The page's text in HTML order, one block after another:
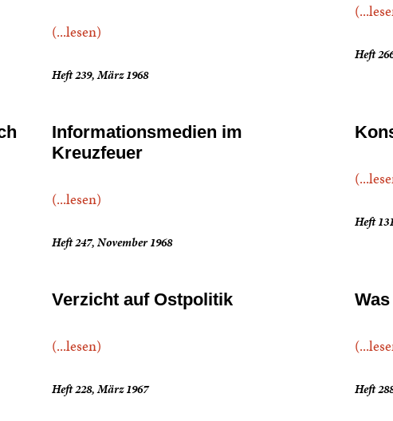
(...lesen)
Heft 239, März 1968
Heft
Informationsmedien im
Kreuzfeuer
(...lesen)
Heft 247, November 1968
Heft
Verzicht auf Ostpolitik
(...lesen)
Heft 228, März 1967 Heft